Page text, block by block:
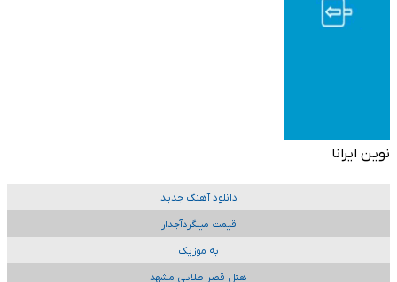
نوین ایرانا
دانلود آهنگ جدید
قیمت میلگردآجدار
به موزیک
هتل قصر طلایی مشهد